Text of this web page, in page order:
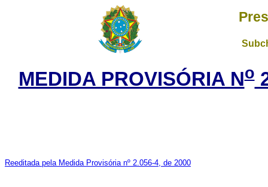
MEDIDA PROVISÓRIA No
Reeditada pela Medida Provisória nº 2.056-4, de 2000